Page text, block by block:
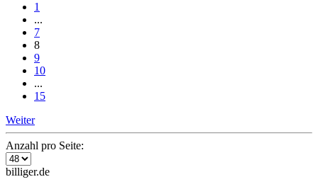
1
...
7
8
9
10
...
15
Weiter
Anzahl pro Seite:
billiger.de